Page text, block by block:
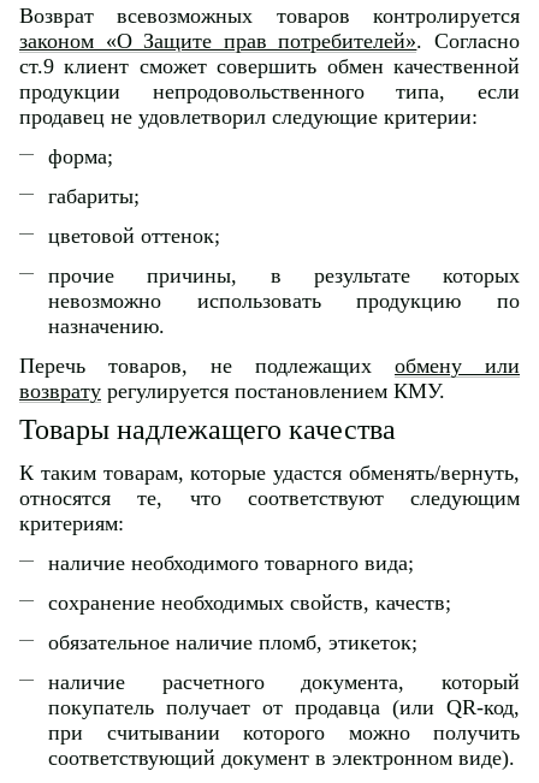
Возврат всевозможных товаров контролируется
законом «О Защите прав потребителей». Согласно
ст.9 клиент сможет совершить обмен качественной
продукции непродовольственного типа, если
продавец не удовлетворил следующие критерии:
форма;
габариты;
цветовой оттенок;
прочие причины, в результате которых
невозможно использовать продукцию по
назначению.
Перечь товаров, не подлежащих обмену или
возврату регулируется постановлением КМУ.
Товары надлежащего качества
К таким товарам, которые удастся обменять/вернуть,
относятся те, что соответствуют следующим
критериям:
наличие необходимого товарного вида;
сохранение необходимых свойств, качеств;
обязательное наличие пломб, этикеток;
наличие расчетного документа, который
покупатель получает от продавца (или QR-код,
при считывании которого можно получить
соответствующий документ в электронном виде).